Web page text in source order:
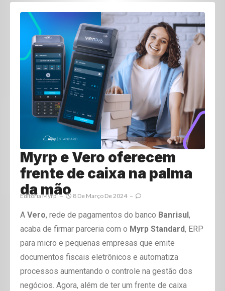
Myrp e Vero oferecem
frente de caixa na palma
da mão
Editoria Myrp 8 De Março De 2024
A Vero, rede de pagamentos do banco Banrisul,
acaba de firmar parceria com o Myrp Standard, ERP
para micro e pequenas empresas que emite
documentos fiscais eletrônicos e automatiza
processos aumentando o controle na gestão dos
negócios. Agora, além de ter um frente de caixa